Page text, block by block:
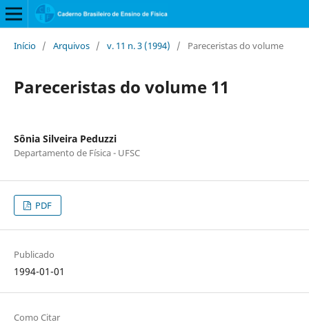
Início / Arquivos / v. 11 n. 3 (1994) / Pareceristas do volume
Pareceristas do volume 11
Sônia Silveira Peduzzi
Departamento de Física - UFSC
PDF
Publicado
1994-01-01
Como Citar